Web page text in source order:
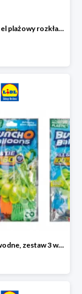
CRIVIT® Fotel plażowy rozkładany / Brodzik dziecięcy
Zuru Balony wodne, zestaw 3 wiązek -28%